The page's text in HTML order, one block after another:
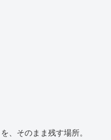
、そのまま残す場所。